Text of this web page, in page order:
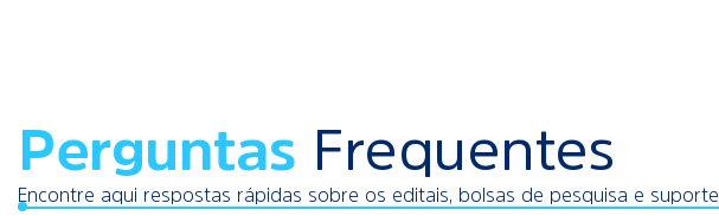
Perguntas Frequentes
Encontre aqui respostas rápidas sobre os editais, bolsas de pesquisa e suporte.